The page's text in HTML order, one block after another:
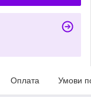
Оплата Умови